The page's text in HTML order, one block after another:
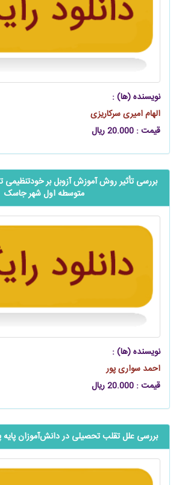
نویسنده (ها) :
الهام امیری سرکاریزی
قیمت : 20.000 ریال
بررسی تأثیر روش آموزش آزوبل بر
متوسطه اول شهر جاسک
نویسنده (ها) :
احمد سواری پور
قیمت : 20.000 ریال
بررسی علل تقلب تحصیلی در ‌‌دانش‌آموزان